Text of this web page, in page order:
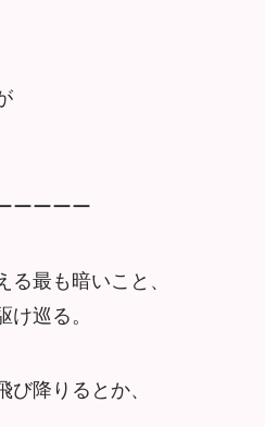
ーーーー
最も暗いこと、
け巡る。
降りるとか、